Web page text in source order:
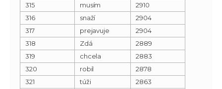
315
musím
2910
316
snaží
2904
317
prejavuje
2904
318
Zdá
2889
319
chcela
2883
320
robil
2878
321
túži
2863